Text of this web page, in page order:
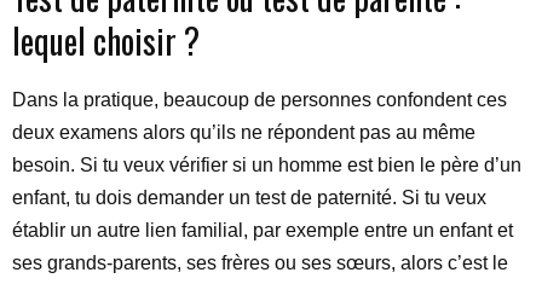
lequel choisir ?
Dans la pratique, beaucoup de personnes confondent ces
deux examens alors qu’ils ne répondent pas au même
besoin. Si tu veux vérifier si un homme est bien le père d’un
enfant, tu dois demander un test de paternité. Si tu veux
établir un autre lien familial, par exemple entre un enfant et
ses grands-parents, ses frères ou ses sœurs, alors c’est le